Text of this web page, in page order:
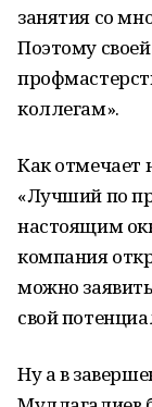
занятия со
Поэтому
коллегам».
Как отмечает
«Лучший по
настоящим
компания
можно
свой
Ну а в